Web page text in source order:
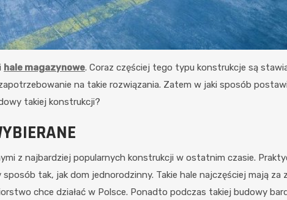
hale magazynowe. Coraz częściej tego typu konstrukcje są
na takie rozwiązania. Zatem w jaki sposób
takiej konstrukcji?
z najbardziej popularnych konstrukcji w ostatnim czasie.
tak, jak dom jednorodzinny. Takie hale najczęściej mają za
chce działać w Polsce. Ponadto podczas takiej budowy